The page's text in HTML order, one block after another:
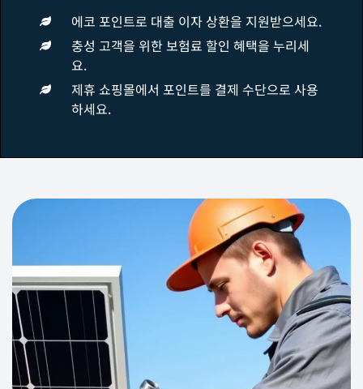
에코 포인트로 대출 이자 상환을 지원받으세요.
충성 고객을 위한 보험료 할인 혜택을 누리세
요.
제휴 쇼핑몰에서 포인트를 결제 수단으로 사용
하세요.